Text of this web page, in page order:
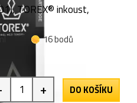
TOREX® inkoust,
16 bodů
+ DO KOŠÍKU